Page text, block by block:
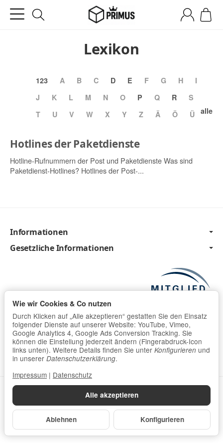
Lexikon
123 A B C D E F G H
I
J
K L M N O P Q R
S
T
U V W X Y Z Ä Ö Ü alle
Hotlines der Paketdienste
Hotline-Rufnummern der Post und Paketdienste Was sind
Paketdienst-Hotlines? Hotlines der Post-...
Informationen
Gesetzliche Informationen
Alle Preise inkl. gesetzlicher USt., zzgl.
JTL-Shop
Made with♥by eRock Creations
Alle akzeptieren
Ablehnen Konfigurieren
Wie wir Cookies & Co nutzen
Durch Klicken auf „Alle akzeptieren“ gestatten Sie den Einsatz
folgender Dienste auf unserer Website: YouTube, Vimeo,
Google Analytics 4, Google Ads Conversion Tracking. Sie
können die Einstellung jederzeit ändern (Fingerabdruck-Icon
links unten). Weitere Details finden Sie unter Konfigurieren und
in unserer Datenschutzerklärung.
Impressum | Datenschutz